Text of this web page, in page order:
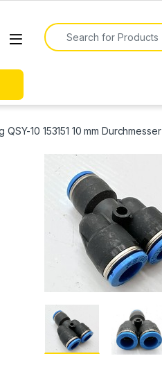
Open
Search for:
10 153151 10 mm Durchmesser